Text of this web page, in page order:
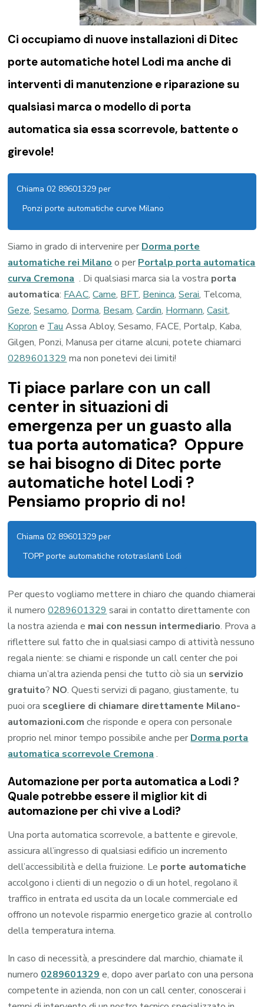
Ci occupiamo di nuove installazioni di Ditec
porte automatiche hotel Lodi ma anche di
interventi di manutenzione e riparazione su
qualsiasi marca o modello di porta
automatica sia essa scorrevole, battente o
girevole!
Chiama 02 89601329 per
Ponzi porte automatiche curve Milano
Siamo in grado di intervenire per Dorma porte
automatiche rei Milano o per Portalp porta automatica
curva Cremona . Di qualsiasi marca sia la vostra porta
automatica: FAAC,Came, BFT, Beninca,Serai, Telcoma,
Geze,Sesamo, Dorma, Besam,Cardin, Hormann,Casit,
Kopron e Tau Assa Abloy, Sesamo, FACE, Portalp, Kaba,
Gilgen, Ponzi, Manusa per citarne alcuni, potete chiamarci
0289601329 ma non ponetevi dei limiti!
Ti piace parlare con un call
center in situazioni di
emergenza per un guasto alla
tua porta automatica? Oppure
se hai bisogno di Ditec porte
automatiche hotel Lodi ?
Pensiamo proprio di no!
Chiama 02 89601329 per
TOPP porte automatiche rototraslanti Lodi
Per questo vogliamo mettere in chiaro che quando chiamerai
il numero0289601329 sarai in contatto direttamente con
la nostra azienda e mai con nessun intermediario. Prova a
riflettere sul fatto che in qualsiasi campo di attività nessuno
regala niente: se chiami e risponde un call center che poi
chiama un’altra azienda pensi che tutto ciò sia un servizio
gratuito? NO. Questi servizi di pagano, giustamente, tu
puoi ora scegliere di chiamare direttamente Milano-
automazioni.com che risponde e opera con personale
proprio nel minor tempo possibile anche per Dorma porta
automatica scorrevole Cremona .
Automazione per porta automatica a Lodi ?
Quale potrebbe essere il miglior kit di
automazione per chi vive a Lodi?
Una porta automatica scorrevole, a battente e girevole,
assicura all’ingresso di qualsiasi edificio un incremento
dell’accessibilità e della fruizione. Le porte automatiche
accolgono i clienti di un negozio o di un hotel, regolano il
traffico in entrata ed uscita da un locale commerciale ed
offrono un notevole risparmio energetico grazie al controllo
della temperatura interna.
In caso di necessità, a prescindere dal marchio, chiamate il
numero 0289601329 e, dopo aver parlato con una persona
competente in azienda, non con un call center, conoscerai i